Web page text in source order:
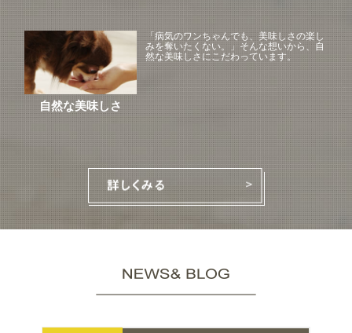
自然な美味しさ
「病気のワンちゃんでも、美味しさの楽し
みを奪いたくない。」そんな想いから、自
然な美味しさにこだわっています。